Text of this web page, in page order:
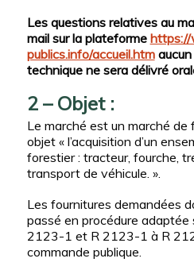
Les questions relatives au
mail sur la plateforme
publics.info/accueil.htmaucun
technique ne sera délivré
2 – Objet :
Le marché est un marché
objet « l’acquisition d’un
forestier : tracteur, fourche,
transport de véhicule. ».
Les fournitures demandées
passé en procédure adaptée
2123-1 et R 2123-1 à R
commande publique.